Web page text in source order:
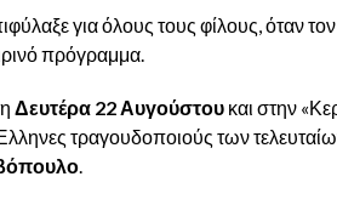
για όλους τους φίλους, όταν τον
πρόγραμμα.
Δευτέρα 22 Αυγούστουκαι στην
τραγουδοποιούς των
.